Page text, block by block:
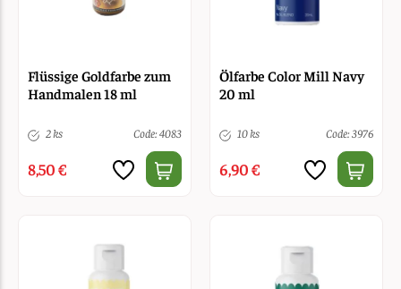
Flüssige Goldfarbe zum
Handmalen 18 ml
2 ks Code: 4083
8,50 €
Ölfarbe Color Mill Navy
20 ml
10 ks Code: 3976
6,90 €